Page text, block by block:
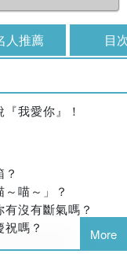
人推薦 目
我愛你』！
喵～」？
沒有斷氣嗎？
嗎？
More